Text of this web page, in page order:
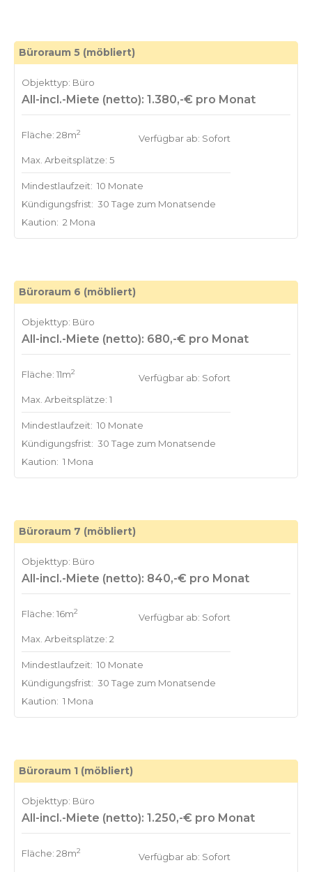
Büroraum 5 (möbliert)
Objekttyp: Büro
All-incl.-Miete (netto): 1.380,-€ pro Monat
Fläche: 28m2
Max. Arbeitsplätze: 5
Verfügbar ab: Sofort
Mindestlaufzeit: 10 Monate
Kündigungsfrist: 30 Tage zum Monatsende
Kaution: 2 Mona
Büroraum 6 (möbliert)
Objekttyp: Büro
All-incl.-Miete (netto): 680,-€ pro Monat
Fläche: 11m2
Max. Arbeitsplätze: 1
Verfügbar ab: Sofort
Mindestlaufzeit: 10 Monate
Kündigungsfrist: 30 Tage zum Monatsende
Kaution: 1 Mona
Büroraum 7 (möbliert)
Objekttyp: Büro
All-incl.-Miete (netto): 840,-€ pro Monat
Fläche: 16m2
Max. Arbeitsplätze: 2
Verfügbar ab: Sofort
Mindestlaufzeit: 10 Monate
Kündigungsfrist: 30 Tage zum Monatsende
Kaution: 1 Mona
Büroraum 1 (möbliert)
Objekttyp: Büro
All-incl.-Miete (netto): 1.250,-€ pro Monat
Fläche: 28m2
Verfügbar ab: Sofort